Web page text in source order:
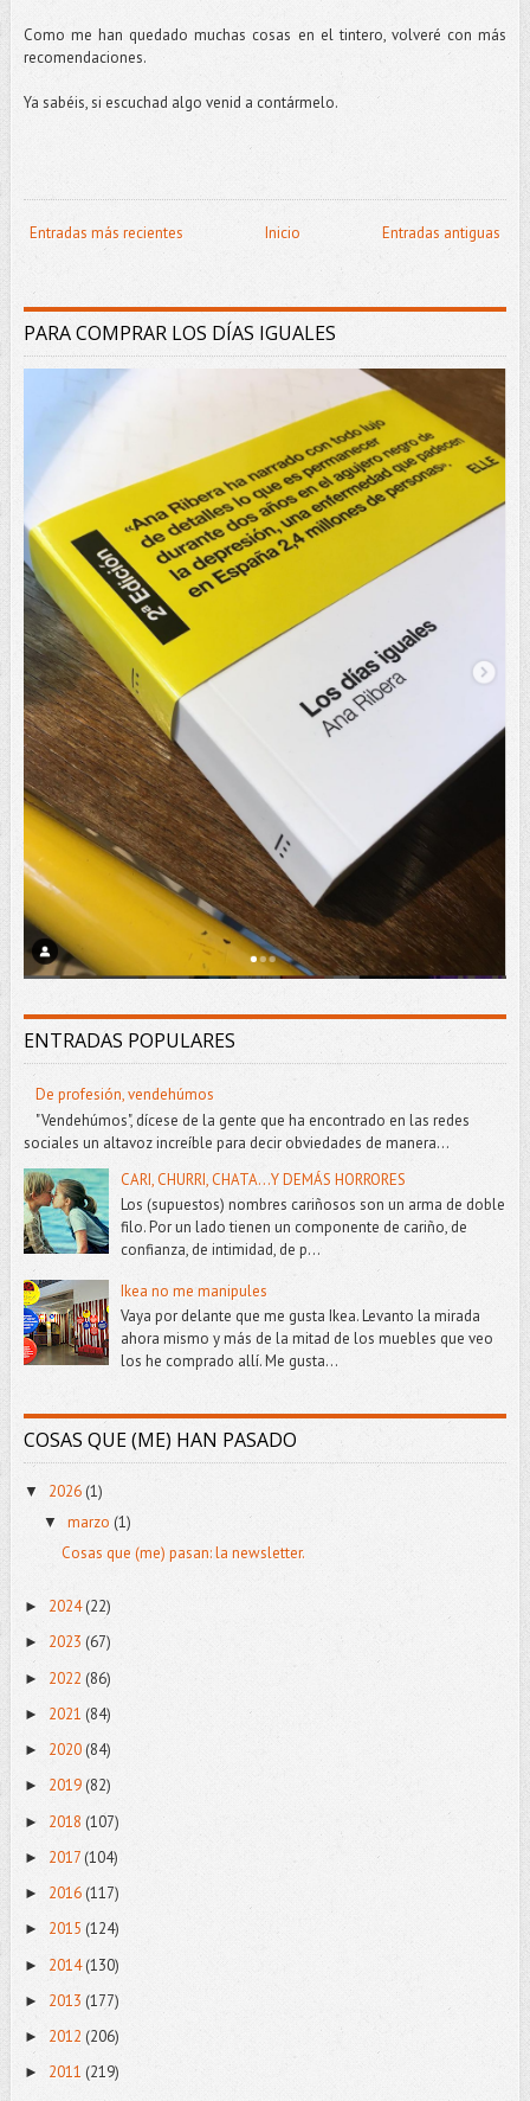
Como me han quedado muchas cosas en el tintero, volveré con más
recomendaciones.
Ya sabéis, si escuchad algo venid a contármelo.
Entradas más recientes Entradas antiguas
Inicio
PARA COMPRAR LOS DÍAS IGUALES
ENTRADAS POPULARES
De profesión, vendehúmos
"Vendehúmos", dícese de la gente que ha encontrado en las redes
sociales un altavoz increíble para decir obviedades de manera...
CARI, CHURRI, CHATA...Y DEMÁS HORRORES
Los (supuestos) nombres cariñosos son un arma de doble
filo. Por un lado tienen un componente de cariño, de
confianza, de intimidad, de p...
Ikea no me manipules
Vaya por delante que me gusta Ikea. Levanto la mirada
ahora mismo y más de la mitad de los muebles que veo
los he comprado allí. Me gusta...
COSAS QUE (ME) HAN PASADO
▼ 2026 (1)
▼ marzo (1)
Cosas que (me) pasan: la newsletter.
► 2024(22)
► 2023 (67)
► 2022 (86)
► 2021 (84)
► 2020(84)
► 2019 (82)
► 2018 (107)
► 2017 (104)
► 2016(117)
► 2015 (124)
► 2014(130)
► 2013 (177)
► 2012 (206)
► 2011 (219)